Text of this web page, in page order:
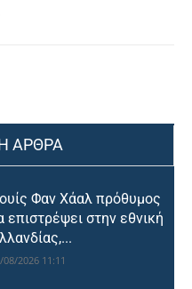
ΑΡΘΡΑ
Φαν Χάαλ πρόθυμος
επιστρέψει στην εθνική
08/2026 11:11